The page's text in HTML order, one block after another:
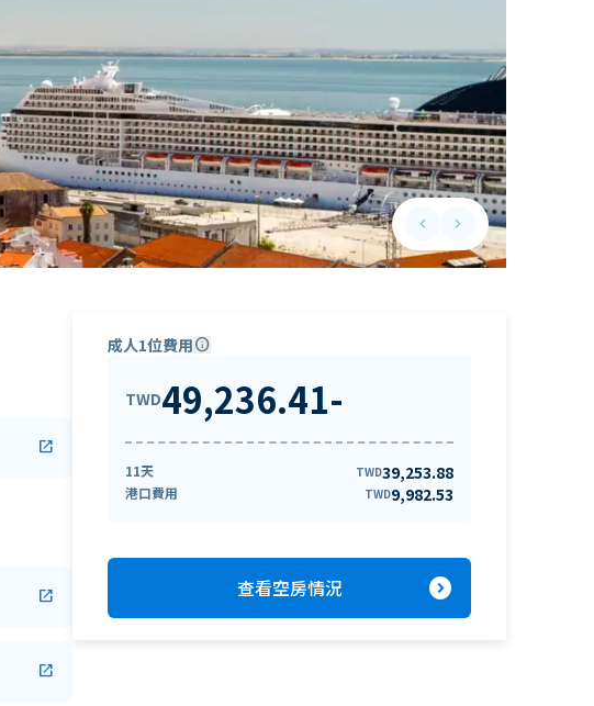
keyboard_arrow_leftPrevious slide
keyboard_arrow_rightNext slide
open_in_new
open_in_new
open_in_new
成人1位費用info
TWD49,236.41-
11天 TWD39,253.88
港口費用 TWD9,982.53
查看空房情況 expand_circle_right